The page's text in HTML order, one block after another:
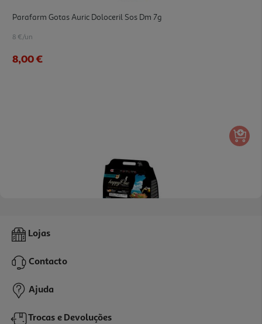
Parafarm Gotas Auric Doloceril Sos Dm 7g
8 €/un
8,00 €
Ração Cão Happyone Mediterraneum Raças Pequenas Sardinha
3kg
29,90 €
Lojas
Contacto
Ajuda
Trocas e Devoluções